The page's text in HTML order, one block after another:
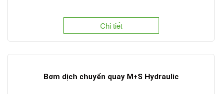
Chi tiết
Bơm dịch chuyển quay M+S Hydraulic